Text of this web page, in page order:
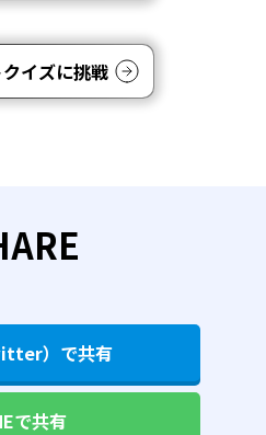
イズに挑戦
）で共有
で共有